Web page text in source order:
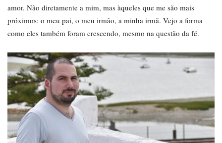
amor. Não diretamente a mim, mas àqueles que me são mais
próximos: o meu pai, o meu irmão, a minha irmã. Vejo a forma
como eles também foram crescendo, mesmo na questão da fé.